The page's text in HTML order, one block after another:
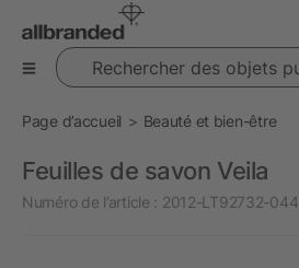
Rechercher des objets publicitaires
Page d’accueil Beauté et bien-être
Feuilles de savon Veila
Numéro de l’article : 2012-LT92732-044